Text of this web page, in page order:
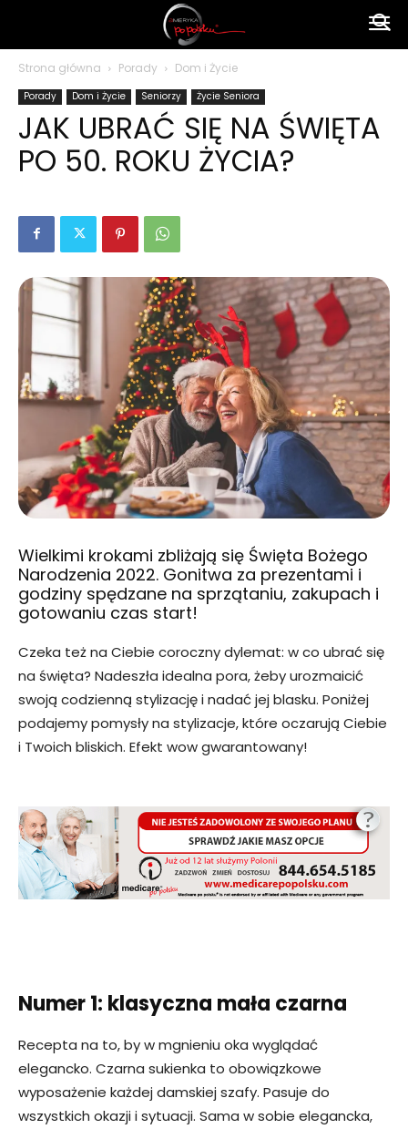
Strona główna Porady Dom i Życie
Porady Dom i Życie Seniorzy Życie Seniora
JAK UBRAĆ SIĘ NA ŚWIĘTA
PO 50. ROKU ŻYCIA?
Wielkimi krokami zbliżają się Święta Bożego
Narodzenia 2022. Gonitwa za prezentami i
godziny spędzane na sprzątaniu, zakupach i
gotowaniu czas start!
Czeka też na Ciebie coroczny dylemat: w co ubrać się
na święta? Nadeszła idealna pora, żeby urozmaicić
swoją codzienną stylizację i nadać jej blasku. Poniżej
podajemy pomysły na stylizacje, które oczarują Ciebie
i Twoich bliskich. Efekt wow gwarantowany!
Numer 1: klasyczna mała czarna
Recepta na to, by w mgnieniu oka wyglądać
elegancko. Czarna sukienka to obowiązkowe
wyposażenie każdej damskiej szafy. Pasuje do
wszystkich okazji i sytuacji. Sama w sobie elegancka,